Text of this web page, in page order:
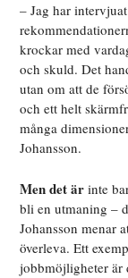
– Jag har
krockar med
och skuld. Det
utan om att de
och ett helt
många
Johansson.
Men det är inte
bli en utmaning –
Johansson menar
överleva. Ett
jobbmöjligheter är